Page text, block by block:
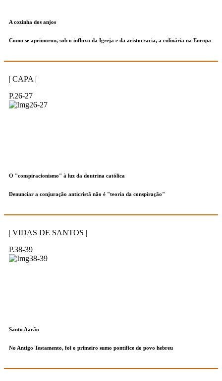
A cozinha dos anjos
Como se aprimorou, sob o influxo da Igreja e da aristocracia, a culinária na Europa
| CAPA |
P.26-27
O "conspiracionismo" à luz da doutrina católica
Denunciar a conjuração anticristã não é "teoria da conspiração"
| VIDAS DE SANTOS |
P.38-39
Santo Aarão
No Antigo Testamento, foi o primeiro sumo pontífice do povo hebreu